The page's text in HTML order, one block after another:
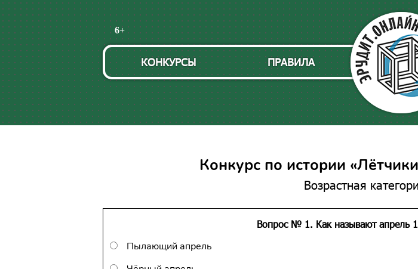
6+
Пропустить
навигацию
КОНКУРСЫ ПРАВИЛА
Конкурс по истории
Возрастная
Вопрос № 1. Как называют апрель
Пылающий апрель